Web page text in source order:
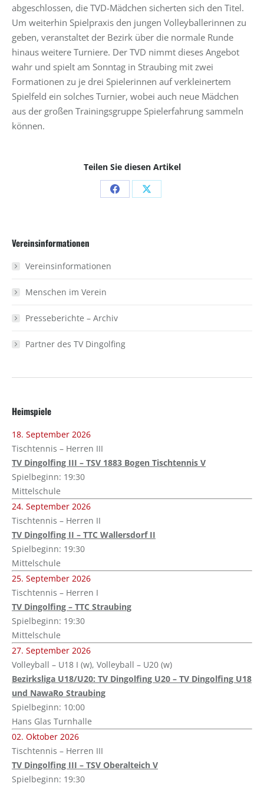
abgeschlossen, die TVD-Mädchen sicherten sich den Titel.
Um weiterhin Spielpraxis den jungen Volleyballerinnen zu
geben, veranstaltet der Bezirk über die normale Runde
hinaus weitere Turniere. Der TVD nimmt dieses Angebot
wahr und spielt am Sonntag in Straubing mit zwei
Formationen zu je drei Spielerinnen auf verkleinertem
Spielfeld ein solches Turnier, wobei auch neue Mädchen
aus der großen Trainingsgruppe Spielerfahrung sammeln
können.
Teilen Sie diesen Artikel
Share Share
Vereinsinformationen
Vereinsinformationen
Menschen im Verein
Presseberichte – Archiv
Partner des TV Dingolfing
Heimspiele
18. September 2026
Tischtennis – Herren III
TV Dingolfing III – TSV 1883 Bogen Tischtennis V
Spielbeginn: 19:30
Mittelschule
24. September 2026
Tischtennis – Herren II
TV Dingolfing II – TTC Wallersdorf II
Spielbeginn: 19:30
Mittelschule
25. September 2026
Tischtennis – Herren I
TV Dingolfing – TTC Straubing
Spielbeginn: 19:30
Mittelschule
27. September 2026
Volleyball – U18 I (w), Volleyball – U20 (w)
Bezirksliga U18/U20: TV Dingolfing U20 – TV Dingolfing U18
und NawaRo Straubing
Spielbeginn: 10:00
Hans Glas Turnhalle
02. Oktober 2026
Tischtennis – Herren III
TV Dingolfing III – TSV Oberalteich V
Spielbeginn: 19:30